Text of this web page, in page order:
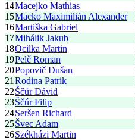
14Macejko Mathias
15Macko Maximilián Alexander
16Martiška Gabriel
17Mihálik Jakub
18Ocilka Martin
19Pelč Roman
20Popovič Dušan
21 Rodina Patrik
22Ščúr Dávid
23Ščúr Filip
24Seršen Richard
25Švec Adam
26Székházi Martin